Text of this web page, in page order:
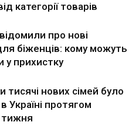
категорії товарів
про нові
біженців: кому можуть
у прихистку
тисячі нових сімей було
Україні протягом
тижня